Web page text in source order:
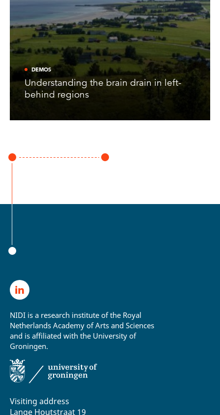
DEMOS
Understanding the brain drain in left-
behind regions
Visiting address
Lange Houtstraat 19
NIDI is a research institute of the Royal
Netherlands Academy of Arts and Sciences
and is affiliated with the University of
Groningen.